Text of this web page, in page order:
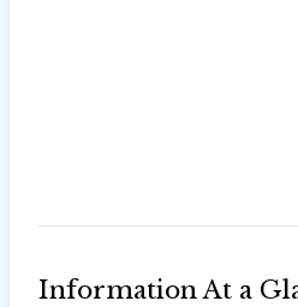
Information At a